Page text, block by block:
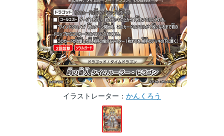
イラストレーター かんくろう